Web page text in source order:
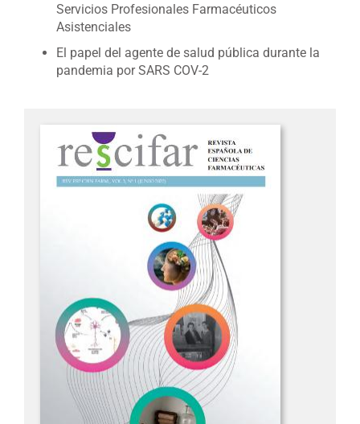
Servicios Profesionales Farmacéuticos
Asistenciales
El papel del agente de salud pública durante la
pandemia por SARS COV-2